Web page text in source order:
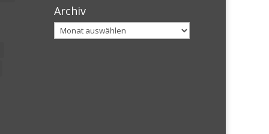
Archiv
Archiv